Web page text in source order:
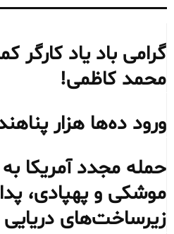
گرامی باد یاد
محمد کاظمی!
ورود ده‌ها هزار
حمله مجدد آمریکا به
موشکی و پهپادی،
زیرساخت‌های دریایی